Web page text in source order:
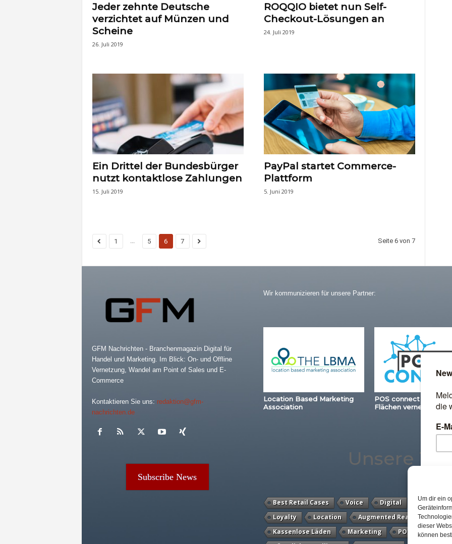
Um dir ein
dieser
können
Jeder zehnte Deutsche
verzichtet auf Münzen und
Scheine
26. Juli 2019
ROQQIO bietet nun Self-
Checkout-Lösungen an
24. Juli 2019
Ein Drittel der Bundesbürger
nutzt kontaktlose Zahlungen
15. Juli 2019
PayPal startet Commerce-
Plattform
5. Juni 2019
1 5 6 7 Seite 6 von 7
GFM Nachrichten - Branchenmagazin Digital für
Handel und Marketing. Im Blick: On- und Offline
Vernetzung, Wandel am Point of Sales und E-
Commerce
Kontaktieren Sie uns: redaktion@gfm-
nachrichten.de
Subscribe News
Wir kommunizieren für unsere Partner:
Location Based Marketing
Association
POS connect –
Flächen vernetzen
Unsere
Best Retail Cases Voice Digital Payment
Loyalty
Location Augmented Reality
Kassenlose Läden
Marketing POS Connect